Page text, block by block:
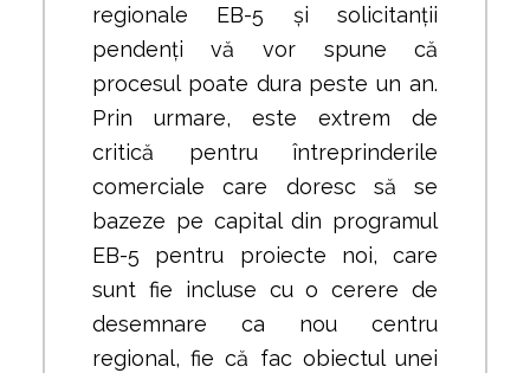
regionale EB-5 și solicitanții
pendenți vă vor spune că
procesul poate dura peste un an.
Prin urmare, este extrem de
critică pentru întreprinderile
comerciale care doresc să se
bazeze pe capital din programul
EB-5 pentru proiecte noi, care
sunt fie incluse cu o cerere de
desemnare ca nou centru
regional, fie că fac obiectul unei